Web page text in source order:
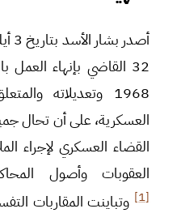
1968 وتعديلاته
العسكرية، على أن تحال
القضاء العسكري لإجراء
العقوبات وأصول
[1]
وتباينت المقاربات